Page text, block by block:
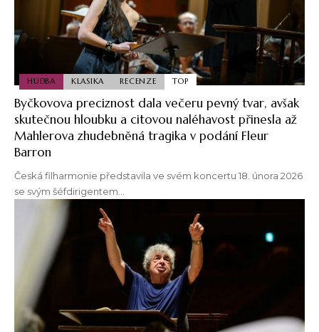
HUDBA KLASIKA RECENZE TOP
Byčkovova preciznost dala večeru pevný tvar, avšak
skutečnou hloubku a citovou naléhavost přinesla až
Mahlerova zhudebněná tragika v podání Fleur
Barron
Česká filharmonie představila ve svém koncertu 18. února 2026
se svým šéfdirigentem…